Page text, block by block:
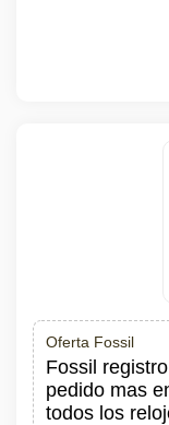
Oferta Fossil
Fossil
pedido mas
todos los